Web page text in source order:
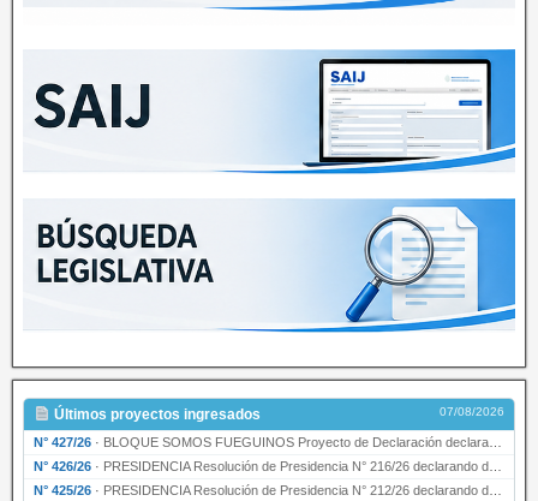
Últimos proyectos ingresados 07/08/2026
N° 427/26 · BLOQUE SOMOS FUEGUINOS Proyecto de Declaración declarando de interés provincial PRESIDENCI…
N° 426/26 · PRESIDENCIA Resolución de Presidencia N° 216/26 declarando de interés provincial la labor …
N° 425/26 · PRESIDENCIA Resolución de Presidencia N° 212/26 declarando de interés provincial el “50° A…